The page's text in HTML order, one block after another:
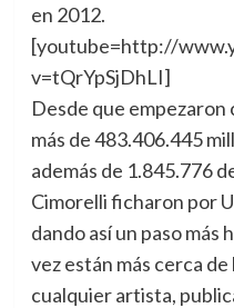
en 2012.
[youtube=http://
v=tQrYpSjDhLI]
Desde que empezaron
más de 483.406.445
además de 1.845.776
Cimorelli ficharon por
dando así un paso más
vez están más cerca
cualquier artista,